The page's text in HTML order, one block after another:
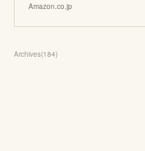
Amazon.co.jp
Archives(184)